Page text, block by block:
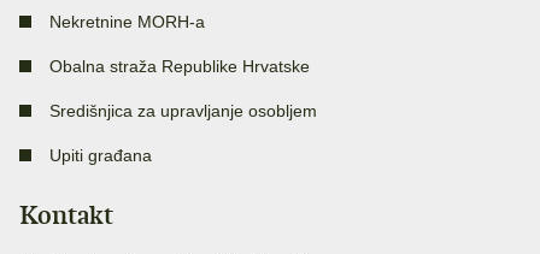
Nekretnine MORH-a
Obalna straža Republike Hrvatske
Središnjica za upravljanje osobljem
Upiti građana
Kontakt